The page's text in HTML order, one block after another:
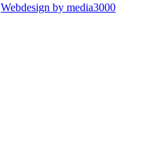
Webdesign by media3000